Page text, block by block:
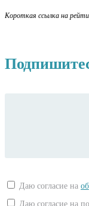
Короткая ссылка на
Даю согласие на
Даю согласие на